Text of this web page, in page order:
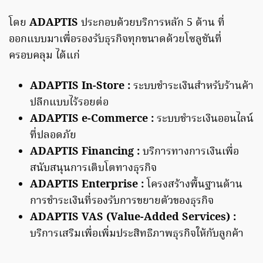
โดย ADAPTIS ประกอบด้วยบริการหลัก 5 ด้าน ที่
ออกแบบมาเพื่อรองรับธุรกิจทุกขนาดด้วยโซลูชันที่
ครอบคลุม ได้แก่
ADAPTIS In-Store :ระบบชำระเงินสำหรับร้านค้า
ปลีกแบบไร้รอยต่อ
ADAPTIS e-Commerce :ระบบชำระเงินออนไลน์
ที่ปลอดภัย
ADAPTIS Financing :บริการทางการเงินเพื่อ
สนับสนุนการเติบโตทางธุรกิจ
ADAPTIS Enterprise : โครงสร้างพื้นฐานด้าน
การชำระเงินที่รองรับการขยายตัวของธุรกิจ
ADAPTIS VAS (Value-Added Services) :
บริการเสริมเพื่อเพิ่มประสิทธิภาพธุรกิจให้กับลูกค้า